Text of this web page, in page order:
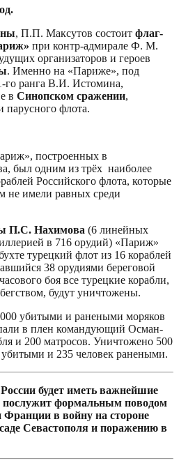
, П.П. Максутов состоит флаг-
при контр-адмирале Ф. М.
организаторов и героев
. Именно на «Париже», под
го ранга В.И. Истомина,
в Синопском сражении,
парусного флота.
построенных в
был одним из трёх наиболее
Российского флота, которые
не имели равных среди
П.С. Нахимова (6 линейных
в 716 орудий) «Париж»
турецкий флот из 16 кораблей
38 орудиями береговой
боя все турецкие корабли,
будут уничтожены.
убитыми и ранеными моряков
в плен командующий Осман-
и 200 матросов. Уничтожено 500
и 235 человек ранеными.
будет иметь важнейшие
послужит формальным поводом
Франции в войну на стороне
Севастополя и поражению в